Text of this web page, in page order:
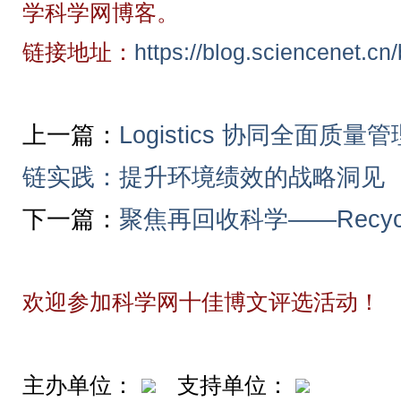
学科学网博客。
链接地址： https://
上一篇： Logistics 协同全面质量
链实践：提升环境绩效的战略洞见
下一篇： 聚焦再回收科学
欢迎参加科学网十佳博文评选活动！
主办单位： 支持单位：